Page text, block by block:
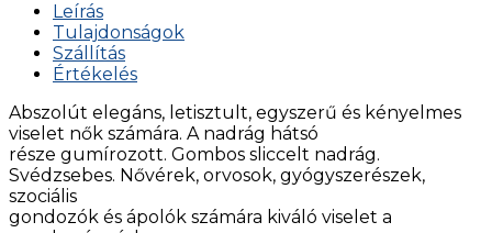
Leírás
Tulajdonságok
Szállítás
Értékelés
Abszolút elegáns, letisztult, egyszerű és kényelmes
viselet nők számára. A nadrág hátsó
része gumírozott. Gombos sliccelt nadrág.
Svédzsebes. Nővérek, orvosok, gyógyszerészek,
szociális
gondozók és ápolók számára kiváló viselet a